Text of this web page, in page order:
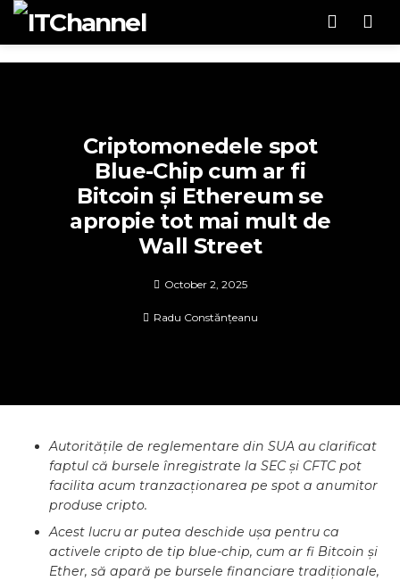
Criptomonedele spot
Blue-Chip cum ar fi
Bitcoin și Ethereum se
apropie tot mai mult de
Wall Street
October 2, 2025
Radu Constănțeanu
Autoritățile de reglementare din SUA au clarificat
faptul că bursele înregistrate la SEC și CFTC pot
facilita acum tranzacționarea pe spot a anumitor
produse cripto.
Acest lucru ar putea deschide ușa pentru ca
activele cripto de tip blue-chip, cum ar fi Bitcoin și
Ether, să apară pe bursele financiare tradiționale,